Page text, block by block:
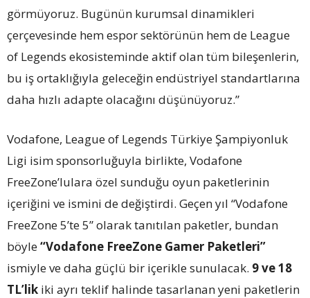
görmüyoruz. Bugünün kurumsal dinamikleri
çerçevesinde hem espor sektörünün hem de League
of Legends ekosisteminde aktif olan tüm bileşenlerin,
bu iş ortaklığıyla geleceğin endüstriyel standartlarına
daha hızlı adapte olacağını düşünüyoruz.”
Vodafone, League of Legends Türkiye Şampiyonluk
Ligi isim sponsorluğuyla birlikte, Vodafone
FreeZone’lulara özel sunduğu oyun paketlerinin
içeriğini ve ismini de değiştirdi. Geçen yıl “Vodafone
FreeZone 5’te 5” olarak tanıtılan paketler, bundan
böyle“Vodafone FreeZone Gamer Paketleri”
ismiyle ve daha güçlü bir içerikle sunulacak. 9 ve 18
TL’lik iki ayrı teklif halinde tasarlanan yeni paketlerin